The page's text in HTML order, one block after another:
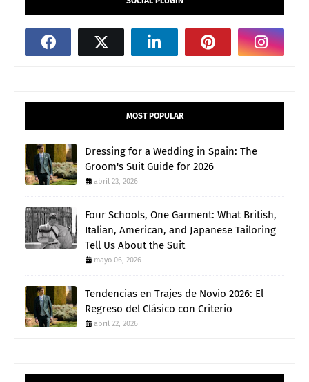
MOST POPULAR
Dressing for a Wedding in Spain: The
Groom's Suit Guide for 2026
abril 23, 2026
Four Schools, One Garment: What British,
Italian, American, and Japanese Tailoring
Tell Us About the Suit
mayo 06, 2026
Tendencias en Trajes de Novio 2026: El
Regreso del Clásico con Criterio
abril 22, 2026